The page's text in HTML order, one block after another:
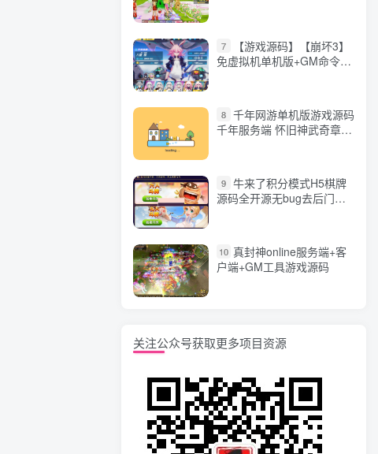
7
【游戏源码】【崩坏3】
免虚拟机单机版+GM命令
8 千年网游单机版游戏源码
千年服务端 怀旧神武奇章一
9 牛来了积分模式H5棋牌
源码全开源无bug去后门无
10 真封神online服务端+客
户端+GM工具游戏源码
关注公众号获取更多项目资源